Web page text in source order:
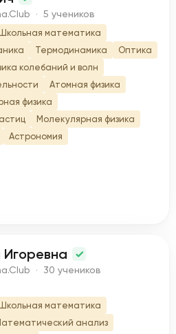
· 5 учеников
Школьная математика
Термодинамика
Оптика
колебаний и волн
Атомная физика
физика
Молекулярная физика
Астрономия
· 30 учеников
Школьная математика
анализ